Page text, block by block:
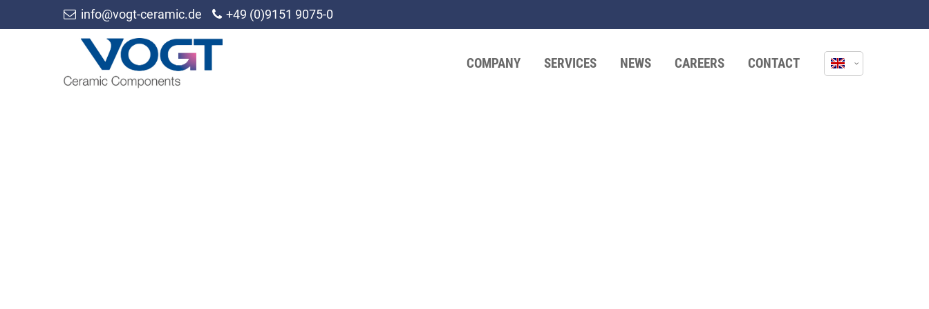
info@vogt-ceramic.de +49 (0)9151 9075-0
COMPANY SERVICES NEWS CAREERS CONTACT